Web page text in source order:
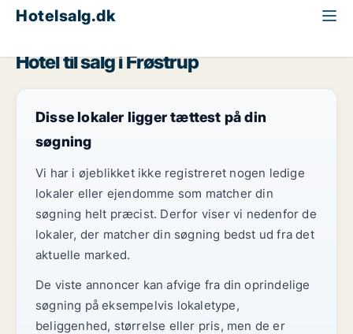
Hotelsalg.dk
Hotel til salg i Frøstrup
Disse lokaler ligger tættest på din
søgning
Vi har i øjeblikket ikke registreret nogen ledige
lokaler eller ejendomme som matcher din
søgning helt præcist. Derfor viser vi nedenfor de
lokaler, der matcher din søgning bedst ud fra det
aktuelle marked.
De viste annoncer kan afvige fra din oprindelige
søgning på eksempelvis lokaletype,
beliggenhed, størrelse eller pris, men de er